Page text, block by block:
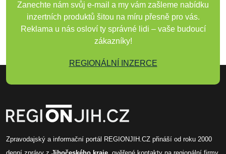
Zanechte nám svůj e-mail a my vám zašleme nabídku
inzertních produktů šitou na míru přesně pro vás.
Reklama u nás osloví ty správné lidi – vaše budoucí
zákazníky!
REGIONÁLNÍ INZERCE
Zpravodajský a informační portál REGIONJIH.CZ přináší od roku 2000